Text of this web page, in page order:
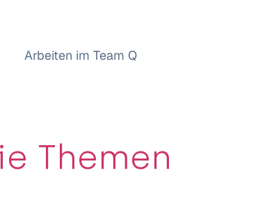
Arbeiten im Team Q
Themen